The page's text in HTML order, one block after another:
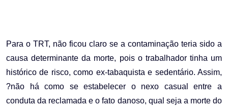
Para o TRT, não ficou claro se a contaminação teria sido a
causa determinante da morte, pois o trabalhador tinha um
histórico de risco, como ex-tabaquista e sedentário. Assim,
?não há como se estabelecer o nexo casual entre a
conduta da reclamada e o fato danoso, qual seja a morte do